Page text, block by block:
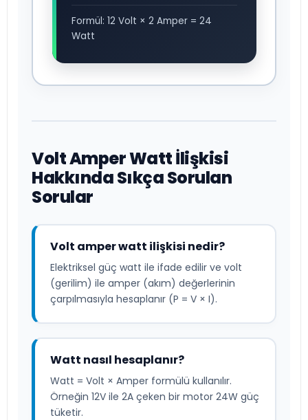
Formül: 12 Volt × 2 Amper = 24
Watt
Volt Amper Watt İlişkisi
Hakkında Sıkça Sorulan
Sorular
Volt amper watt ilişkisi nedir?
Elektriksel güç watt ile ifade edilir ve volt
(gerilim) ile amper (akım) değerlerinin
çarpılmasıyla hesaplanır (P = V × I).
Watt nasıl hesaplanır?
Watt = Volt × Amper formülü kullanılır.
Örneğin 12V ile 2A çeken bir motor 24W güç
tüketir.